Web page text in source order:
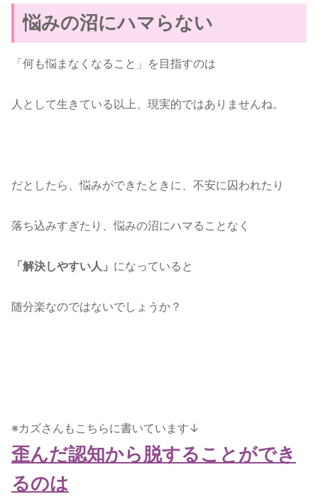
悩みの沼にハマらない
「何も悩まなくなること」を目指すのは
人として生きている以上、現実的ではありませんね。
だとしたら、悩みができたときに、不安に囚われたり
落ち込みすぎたり、悩みの沼にハマることなく
「解決しやすい人」 になっていると
随分楽なのではないでしょうか？
※カズさんもこちらに書いています↓
歪んだ認知から脱することができ
るのは